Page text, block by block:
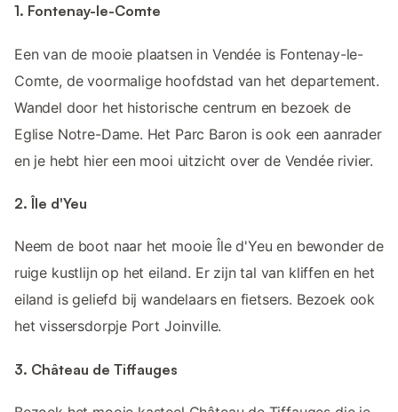
1. Fontenay-le-Comte
Een van de mooie plaatsen in Vendée is Fontenay-le-
Comte, de voormalige hoofdstad van het departement.
Wandel door het historische centrum en bezoek de
Eglise Notre-Dame. Het Parc Baron is ook een aanrader
en je hebt hier een mooi uitzicht over de Vendée rivier.
2. Île d'Yeu
Neem de boot naar het mooie Île d'Yeu en bewonder de
ruige kustlijn op het eiland. Er zijn tal van kliffen en het
eiland is geliefd bij wandelaars en fietsers. Bezoek ook
het vissersdorpje Port Joinville.
3. Château de Tiffauges